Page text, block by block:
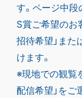
す。ページ中段
S賞ご希望のお
招待希望」また
けます。
※現地での観覧
配信希望」をご